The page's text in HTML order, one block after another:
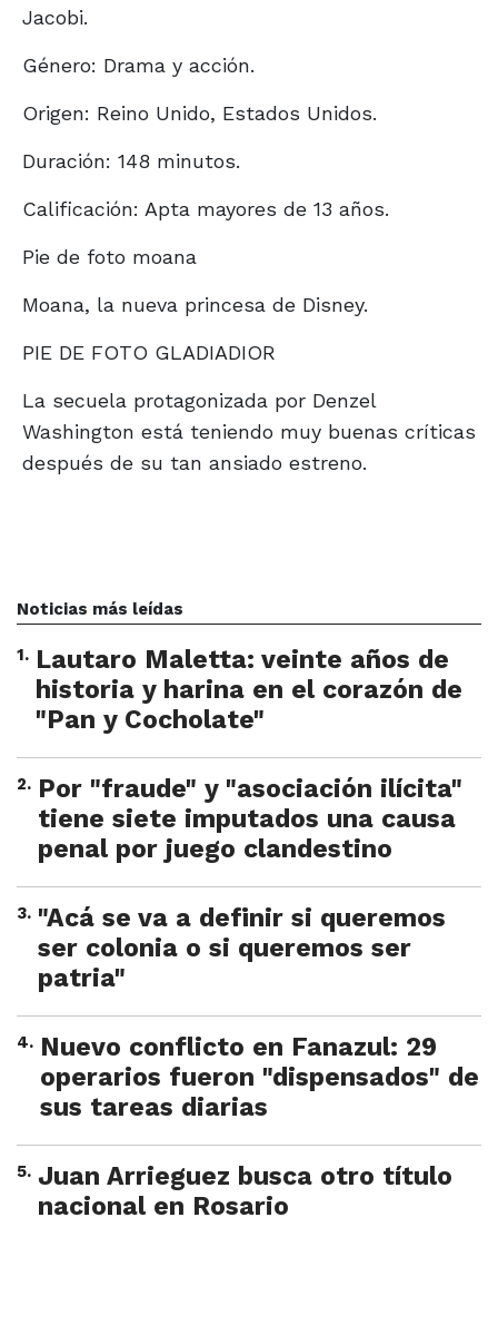
Jacobi.
Género: Drama y acción.
Origen: Reino Unido, Estados Unidos.
Duración: 148 minutos.
Calificación: Apta mayores de 13 años.
Pie de foto moana
Moana, la nueva princesa de Disney.
PIE DE FOTO GLADIADIOR
La secuela protagonizada por Denzel
Washington está teniendo muy buenas críticas
después de su tan ansiado estreno.
Noticias más leídas
1. Lautaro Maletta: veinte años de
historia y harina en el corazón de
"Pan y Cocholate"
2. Por "fraude" y "asociación ilícita"
tiene siete imputados una causa
penal por juego clandestino
3. "Acá se va a definir si queremos
ser colonia o si queremos ser
patria"
4. Nuevo conflicto en Fanazul: 29
operarios fueron "dispensados" de
sus tareas diarias
5. Juan Arrieguez busca otro título
nacional en Rosario